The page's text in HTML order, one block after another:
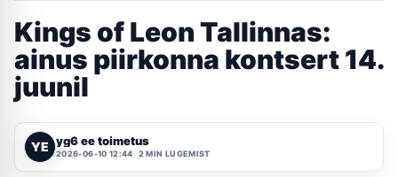
Kings of Leon Tallinnas:
ainus piirkonna kontsert 14.
juunil
YE yg6 ee toimetus
2026-06-10 12:44 2 MIN LUGEMIST